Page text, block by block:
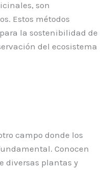
son
Estos métodos
la sostenibilidad de
del ecosistema
campo donde los
Conocen
diversas plantas y